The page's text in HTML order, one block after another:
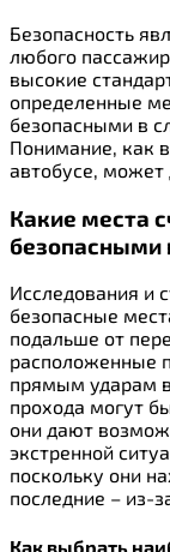
Безопасность
любого
высокие
определенные
безопасными в
Понимание, как
автобусе, может
Какие места
безопасными
Исследования и
безопасные
подальше от
расположенные
прямым ударам
прохода могут
они дают
экстренной
поскольку они
последние – из-
Как выбрать